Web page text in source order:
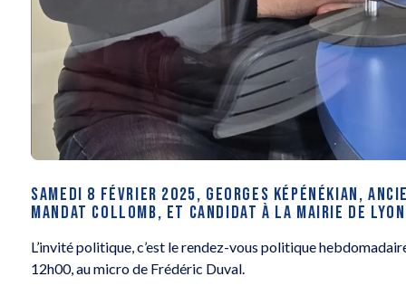
SAMEDI 8 FÉVRIER 2025, GEORGES KÉPÉNÉKIAN,
MANDAT COLLOMB, ET CANDIDAT À LA MAIRIE DE
L’invité politique, c’est le rendez-vous politique
12h00, au micro de Frédéric Duval.